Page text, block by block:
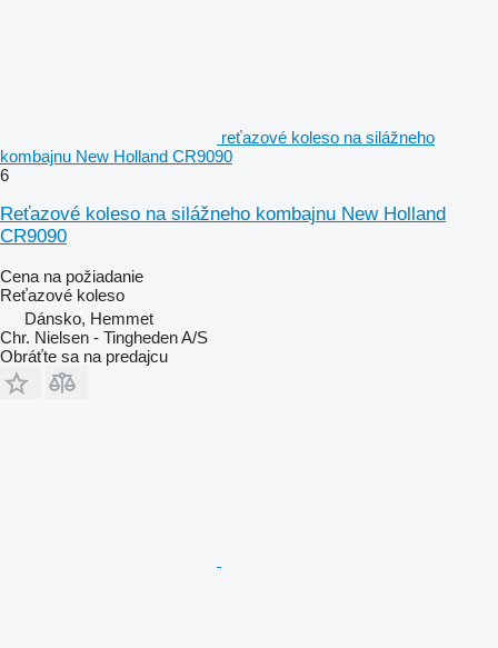
reťazové koleso na silážneho
kombajnu New Holland CR9090
6
Reťazové koleso na silážneho kombajnu New Holland
CR9090
Cena na požiadanie
Reťazové koleso
Dánsko, Hemmet
Chr. Nielsen - Tingheden A/S
Obráťte sa na predajcu